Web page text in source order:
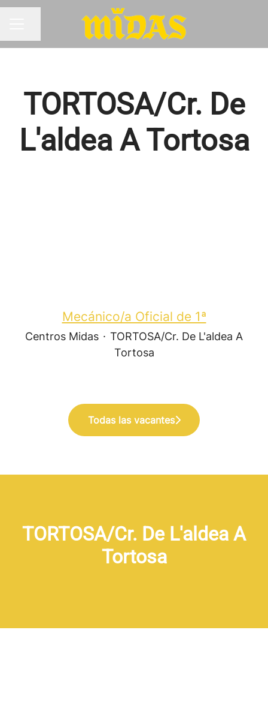
TORTOSA/Cr. De
L'aldea A Tortosa
Mecánico/a Oficial de 1ª
Centros Midas · TORTOSA/Cr. De L'aldea A
Tortosa
Todas las vacantes
TORTOSA/Cr. De L'aldea A
Tortosa